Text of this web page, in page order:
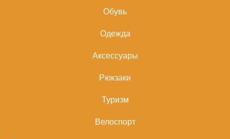
Обувь
Одежда
Аксессуары
Рюкзаки
Туризм
Велоспорт